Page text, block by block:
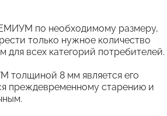
по необходимому размеру,
только нужное количество
для всех категорий потребителей.
8 мм является его
преждевременному старению и